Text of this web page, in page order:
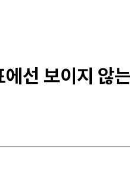
선 보이지 않